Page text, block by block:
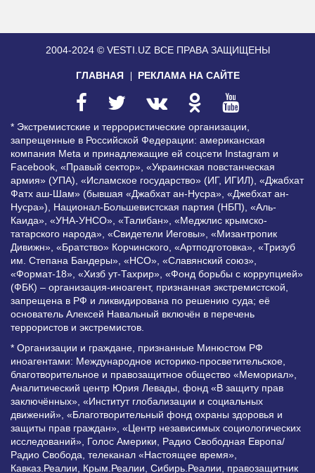
2004-2024 © VESTI.UZ ВСЕ ПРАВА ЗАЩИЩЕНЫ
ГЛАВНАЯ РЕКЛАМА НА САЙТЕ
* Экстремистские и террористические организации,
запрещенные в Российской Федерации: американская
компания Meta и принадлежащие ей соцсети Instagram и
Facebook, «Правый сектор», «Украинская повстанческая
армия» (УПА), «Исламское государство» (ИГ, ИГИЛ), «Джабхат
Фатх аш-Шам» (бывшая «Джабхат ан-Нусра», «Джебхат ан-
Нусра»), Национал-Большевистская партия (НБП), «Аль-
Каида», «УНА-УНСО», «Талибан», «Меджлис крымско-
татарского народа», «Свидетели Иеговы», «Мизантропик
Дивижн», «Братство» Корчинского, «Артподготовка», «Тризуб
им. Степана Бандеры», «НСО», «Славянский союз»,
«Формат-18», «Хизб ут-Тахрир», «Фонд борьбы с коррупцией»
(ФБК) – организация-иноагент, признанная экстремистской,
запрещена в РФ и ликвидирована по решению суда; её
основатель Алексей Навальный включён в перечень
террористов и экстремистов.
* Организации и граждане, признанные Минюстом РФ
иноагентами: Международное историко-просветительское,
благотворительное и правозащитное общество «Мемориал»,
Аналитический центр Юрия Левады, фонд «В защиту прав
заключённых», «Институт глобализации и социальных
движений», «Благотворительный фонд охраны здоровья и
защиты прав граждан», «Центр независимых социологических
исследований», Голос Америки, Радио Свободная Европа/
Радио Свобода, телеканал «Настоящее время»,
Кавказ.Реалии, Крым.Реалии, Сибирь.Реалии, правозащитник